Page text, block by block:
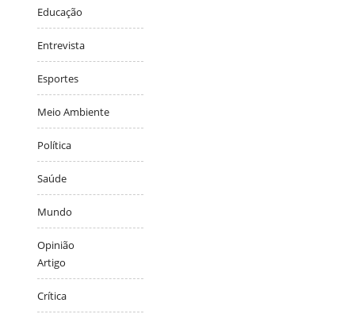
Educação
Entrevista
Esportes
Meio Ambiente
Política
Saúde
Mundo
Opinião
Artigo
Crítica